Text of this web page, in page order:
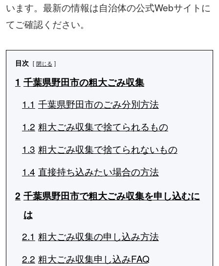
います。最新の情報は自治体の公式Webサイトに
てご確認ください。
目次 閉じる
1 千葉県野田市の粗大ごみ収集
1.1 千葉県野田市のごみ分別方法
1.2 粗大ごみ収集で捨てられるもの
1.3 粗大ごみ収集で捨てられないもの
1.4 直接持ち込みたい場合の方法
2 千葉県野田市で粗大ごみ収集を申し込むに
は
2.1 粗大ごみ収集の申し込み方法
2.2 粗大ごみ収集申し込みFAQ